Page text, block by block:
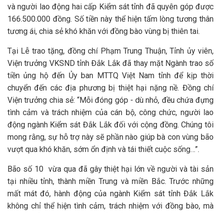
và người lao động hai cấp Kiểm sát tỉnh đã quyên góp được
166.500.000 đồng. Số tiền này thể hiện tấm lòng tương thân
tương ái, chia sẻ khó khăn với đồng bào vùng bị thiên tai.
Tại Lễ trao tặng, đồng chí Phạm Trung Thuận, Tỉnh ủy viên,
Viện trưởng VKSND tỉnh Đắk Lắk đã thay mặt Ngành trao số
tiền ủng hộ đến Ủy ban MTTQ Việt Nam tỉnh để kịp thời
chuyển đến các địa phương bị thiệt hại nặng nề. Đồng chí
Viện trưởng chia sẻ: “Mỗi đóng góp - dù nhỏ, đều chứa đựng
tình cảm và trách nhiệm của cán bộ, công chức, người lao
động ngành Kiểm sát Đắk Lắk đối với cộng đồng. Chúng tôi
mong rằng, sự hỗ trợ này sẽ phần nào giúp bà con vùng bão
vượt qua khó khăn, sớm ổn định và tái thiết cuộc sống…”.
Bão số 10 vừa qua đã gây thiệt hại lớn về người và tài sản
tại nhiều tỉnh, thành miền Trung và miền Bắc. Trước những
mất mát đó, hành động của ngành Kiểm sát tỉnh Đắk Lắk
không chỉ thể hiện tình cảm, trách nhiệm với đồng bào, mà